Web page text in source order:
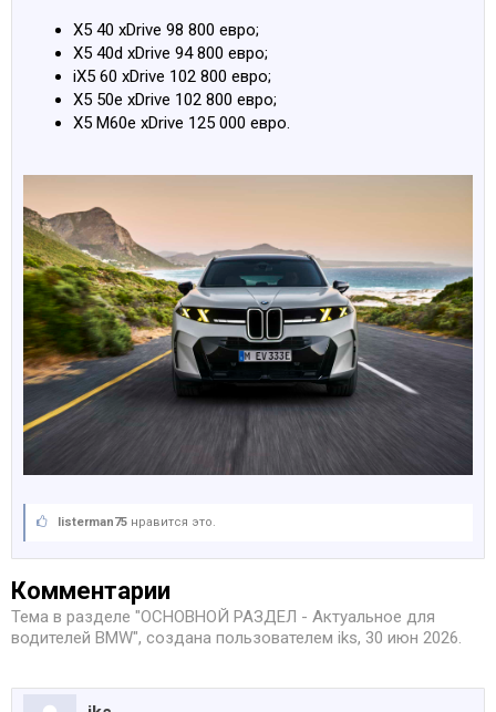
X5 40 xDrive 98 800 евро;
X5 40d xDrive 94 800 евро;
iX5 60 xDrive 102 800 евро;
X5 50e xDrive 102 800 евро;
X5 M60e xDrive 125 000 евро.
listerman75 нравится это.
Комментарии
Тема в разделе "ОСНОВНОЙ РАЗДЕЛ - Актуальное для
водителей BMW", создана пользователем iks, 30 июн 2026.